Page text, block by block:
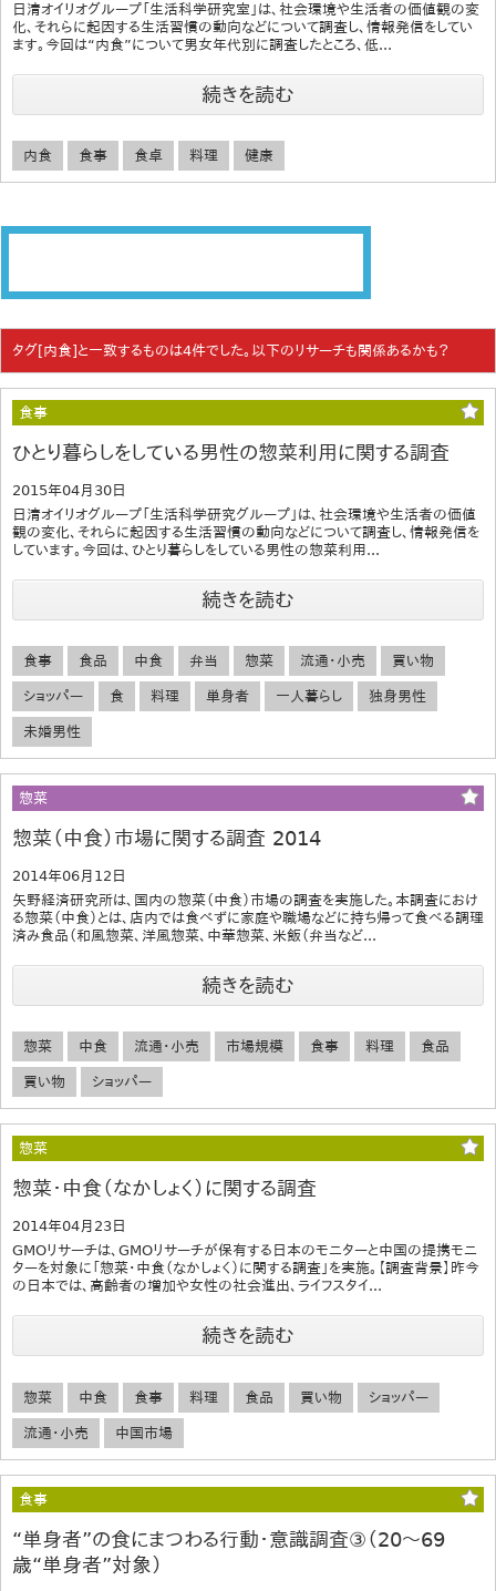
日清オイリオグループ「生活科学研究室」は、社会環境や生活者の価値観の変
化、それらに起因する生活習慣の動向などについて調査し、情報発信をしてい
ます。今回は“内食”について男女年代別に調査したところ、低...
続きを読む
内食 食事 食卓 料理 健康
タグ[内食]と一致するものは4件でした。以下のリサーチも関係あるかも？
食事
ひとり暮らしをしている男性の惣菜利用に関する調査
2015年04月30日
日清オイリオグループ「生活科学研究グループ」は、社会環境や生活者の価値
観の変化、それらに起因する生活習慣の動向などについて調査し、情報発信を
しています。今回は、ひとり暮らしをしている男性の惣菜利用...
続きを読む
食事 食品 中食 弁当 惣菜 流通・小売 買い物
ショッパー 食 料理 単身者 一人暮らし 独身男性
未婚男性
惣菜
惣菜（中食）市場に関する調査 2014
2014年06月12日
矢野経済研究所は、国内の惣菜（中食）市場の調査を実施した。本調査におけ
る惣菜（中食）とは、店内では食べずに家庭や職場などに持ち帰って食べる調理
済み食品（和風惣菜、洋風惣菜、中華惣菜、米飯（弁当など...
続きを読む
惣菜 中食 流通・小売 市場規模 食事 料理 食品
買い物 ショッパー
惣菜
惣菜・中食（なかしょく）に関する調査
2014年04月23日
GMOリサーチは、GMOリサーチが保有する日本のモニターと中国の提携モニ
ターを対象に「惣菜・中食（なかしょく）に関する調査」を実施。【調査背景】昨今
の日本では、高齢者の増加や女性の社会進出、ライフスタイ...
続きを読む
惣菜 中食 食事 料理 食品 買い物 ショッパー
流通・小売 中国市場
食事
“単身者”の食にまつわる行動・意識調査③（20～69
歳“単身者”対象）